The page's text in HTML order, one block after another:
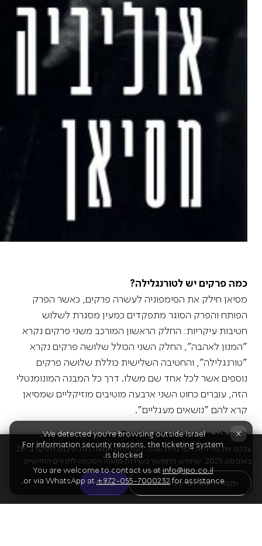
כמה פרקים יש לטורנגלילה?
מסיאן חילק את הסימפוניה לעשרה פרקים, כאשר הפרק
הפותח והפרק הסוגר מתפקדים כמעין מסגרת לשלוש
חטיבות עיקריות: החלק הראשון המורכב משני פרקים נקרא
"המנון לאהבה", החלק השני הכולל שלושה פרקים נקרא
"טורנגלילה", והחטיבה השלישית כוללת שלושה פרקים
נוספים אשר לכל אחד שם משלו. דרך כל המבנה המונומנטלי
הזה, עוברים כחוט השני ארבעה מוטיבים מוזיקליים שמסיאן
קרא להם "נושאים מעגליים".
למה לא מבצעים אותה הרבה?
ביצוע של סימפוניה טורנגלילה הוא עניין מורכב מבחינה
לוגיסטית, כלכלית ומוזיקלית. מדובר בכל כך הרבה נגנים,
כלים יוצאי דופן שצריך להביא במיוחד, יחד עם עבודה
מדוקדקת של המנצח עם התזמורת, עבודה שדורשת שעות
עדכנו את מדיניות הפרטיות שלנו. המדיניות המעודכנת תיכנס לתוקף ב־28
באוגוסט 2025. שימוש מתמשך בשירות מהווה הסכמה לתנאים החדשים.
תקנות האתר ומדיניות פרטיות מאשר
×
We detected you're browsing outside Israel.
For information security reasons, the ticketing system
is blocked.
You are welcome to contact us atinfo@ipo.co.il
or via WhatsApp at+972-055-7000232for assistance.